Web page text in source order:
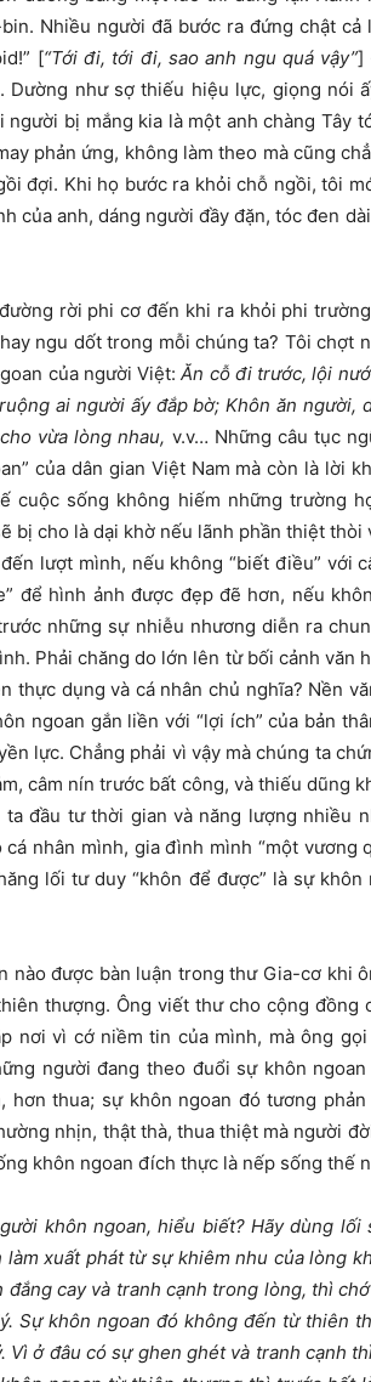
Nhiều người đã bước ra đứng chật
[“Tới đi, tới đi, sao anh ngu quá vậy”]
Dường như sợ thiếu hiệu lực, giọng nói
người bị mắng kia là một anh chàng Tây
phản ứng, không làm theo mà cũng
đợi. Khi họ bước ra khỏi chỗ ngồi, tôi
của anh, dáng người đầy đặn, tóc đen
rời phi cơ đến khi ra khỏi phi
ngu dốt trong mỗi chúng ta? Tôi chợt
của người Việt:Ăn cỗ đi trước, lội
ai người ấy đắp bờ; Khôn ăn người,
vừa lòng nhau, v.v… Những câu tục
của dân gian Việt Nam mà còn là lời
cuộc sống không hiếm những trường
bị cho là dại khờ nếu lãnh phần thiệt
lượt mình, nếu không “biết điều” với
để hình ảnh được đẹp đẽ hơn, nếu
những sự nhiễu nhương diễn ra
Phải chăng do lớn lên từ bối cảnh văn
thực dụng và cá nhân chủ nghĩa? Nền
ngoan gắn liền với “lợi ích” của bản
lực. Chẳng phải vì vậy mà chúng ta
câm nín trước bất công, và thiếu dũng
ta đầu tư thời gian và năng lượng nhiều
nhân mình, gia đình mình “một vương
lối tư duy “khôn để được” là sự
nào được bàn luận trong thư Gia-cơ khi
thượng. Ông viết thư cho cộng đồng
nơi vì cớ niềm tin của mình, mà ông gọi
người đang theo đuổi sự khôn
hơn thua; sự khôn ngoan đó tương
nhịn, thật thà, thua thiệt mà người
khôn ngoan đích thực là nếp sống thế
khôn ngoan, hiểu biết? Hãy dùng
xuất phát từ sự khiêm nhu của lòng
đắng cay và tranh cạnh trong lòng, thì
Sự khôn ngoan đó không đến từ thiên
Vì ở đâu có sự ghen ghét và tranh cạnh